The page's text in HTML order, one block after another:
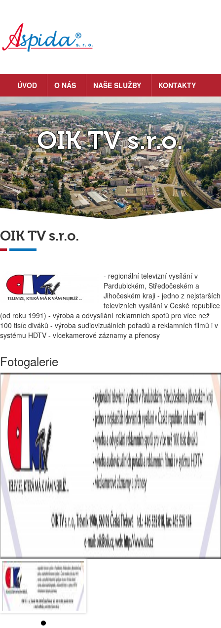
ÚVOD O NÁS NAŠE SLUŽBY KONTAKTY
OIK TV s.r.o.
OIK TV s.r.o.
- regionální televizní vysílání v
Pardubickém, Středočeském a
Jihočeském kraji - jedno z nejstarších
televizních vysílání v České republice
(od roku 1991) - výroba a odvysílání reklamních spotů pro více než
100 tisíc diváků - výroba sudiovizuálních pořadů a reklamních filmů i v
systému HDTV - vícekamerové záznamy a přenosy
Fotogalerie